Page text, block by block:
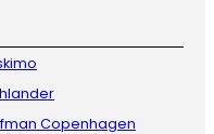
Copenhagen